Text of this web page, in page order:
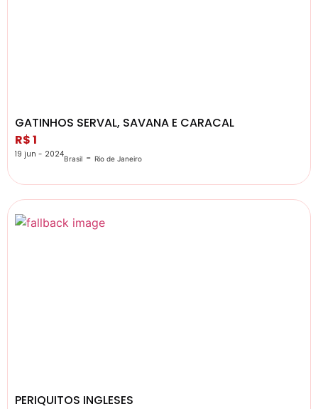
GATINHOS SERVAL, SAVANA E CARACAL
R$ 1
19 jun - 2024Brasil - Rio de Janeiro
PERIQUITOS INGLESES